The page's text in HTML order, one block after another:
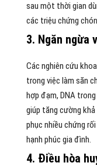
sau một thời gian
các triệu chứng
3. Ngăn ngừa
Các nghiên cứu
trong việc làm săn
hợp đạm, DNA
giúp tăng cường
phục nhiều chứng
hạnh phúc gia đình.
4. Điều hòa